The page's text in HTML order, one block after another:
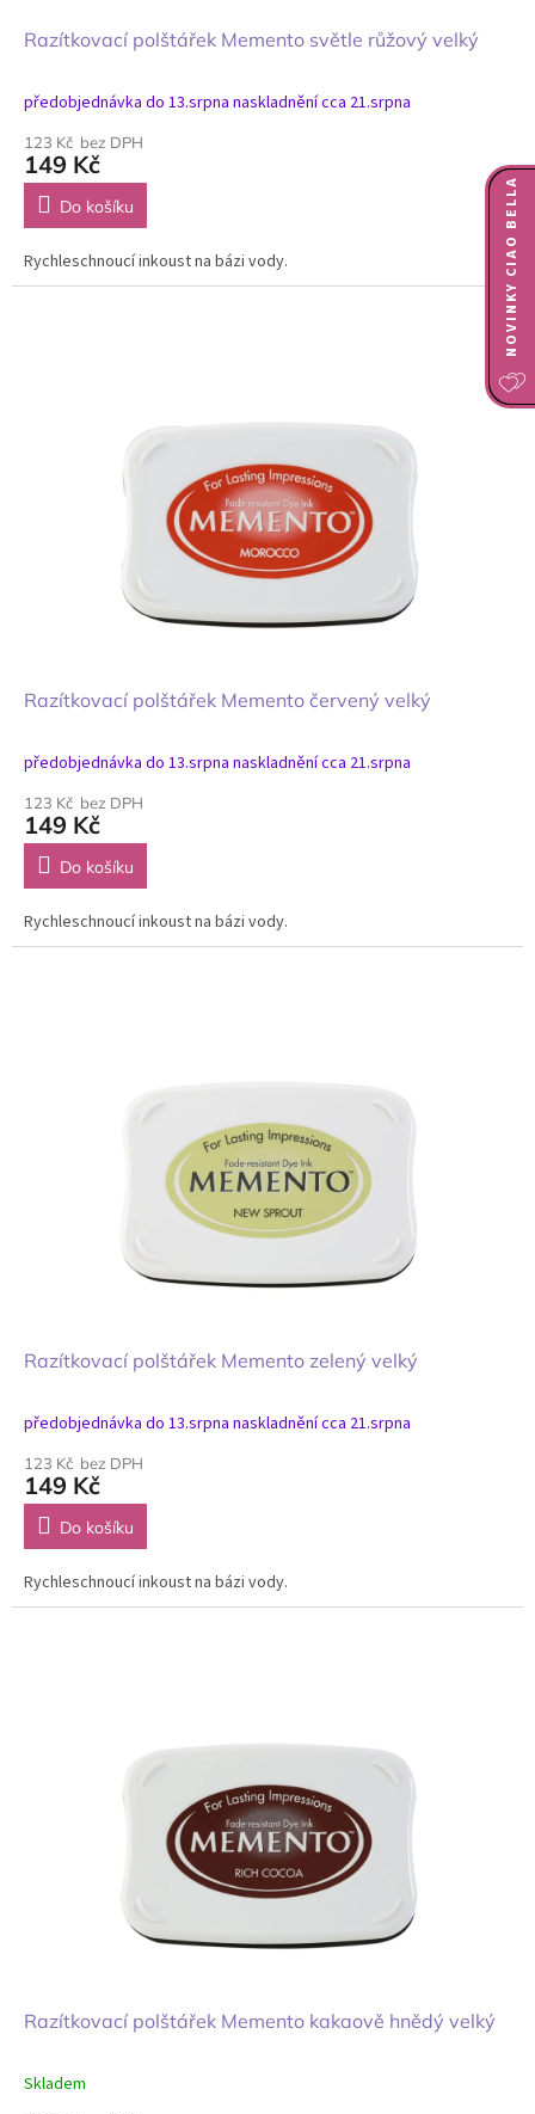
Razítkovací polštářek Memento světle růžový velký
předobjednávka do 13.srpna naskladnění cca 21.srpna
123 Kč bez DPH
149 Kč
Do košíku
Rychleschnoucí inkoust na bázi vody.
Razítkovací polštářek Memento červený velký
předobjednávka do 13.srpna naskladnění cca 21.srpna
123 Kč bez DPH
149 Kč
Do košíku
Rychleschnoucí inkoust na bázi vody.
Razítkovací polštářek Memento zelený velký
předobjednávka do 13.srpna naskladnění cca 21.srpna
123 Kč bez DPH
149 Kč
Do košíku
Rychleschnoucí inkoust na bázi vody.
Razítkovací polštářek Memento kakaově hnědý velký
Skladem
NOVINKY CIAO BELLA